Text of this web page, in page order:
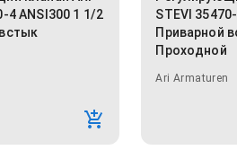
4 ANSI300 1 1/2
STEVI
Приварной
Проходной
Ari Armaturen